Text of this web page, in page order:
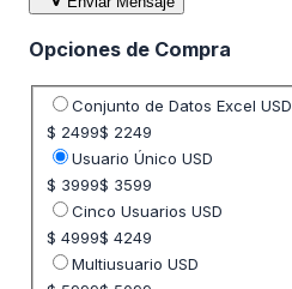
Opciones de Compra
Seleccione opción de precio
Conjunto de Datos Excel USD
$ 2499$ 2249
Usuario Único USD
$ 3999$ 3599
Cinco Usuarios USD
$ 4999$ 4249
Multiusuario USD